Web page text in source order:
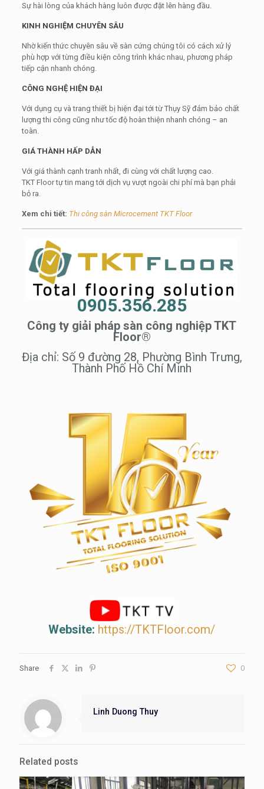
Sự hài lòng của khách hàng luôn được đặt lên hàng đầu.
KINH NGHIỆM CHUYÊN SÂU
Nhờ kiến thức chuyên sâu về sàn cứng chúng tôi có cách xử lý
phù hợp với từng điều kiện công trình khác nhau, phương pháp
tiếp cận nhanh chóng.
CÔNG NGHỆ HIỆN ĐẠI
Với dụng cụ và trang thiết bị hiện đại tới từ Thụy Sỹ đảm bảo chất
lượng thi công cũng như tốc độ hoàn thiện nhanh chóng – an
toàn.
GIÁ THÀNH HẤP DẪN
Với giá thành cạnh tranh nhất, đi cùng với chất lượng cao.
TKT Floor tự tin mang tới dịch vụ vượt ngoài chi phí mà bạn phải
bỏ ra.
Xem chi tiết: Thi công sàn Microcement TKT Floor
0905.356.285
Công ty giải pháp sàn công nghiệp TKT
Floor®
Địa chỉ: Số 9 đường 28, Phường Bình Trưng,
Thành Phố Hồ Chí Minh
Website: https://TKTFloor.com/
Share 0
Linh Duong Thuy
Related posts